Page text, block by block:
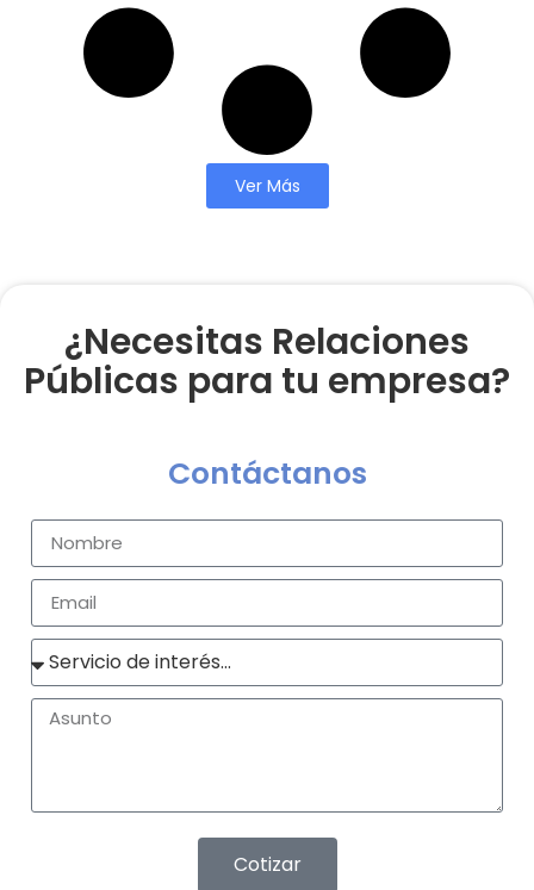
Ver Más
¿Necesitas Relaciones
Públicas para tu empresa?
Contáctanos
Cotizar